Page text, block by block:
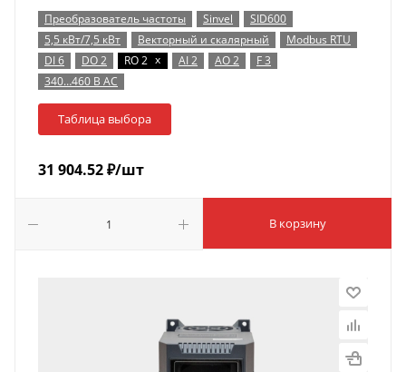
Преобразователь частоты Sinvel
SID600
5,5 кВт/7,5 кВт
Векторный и скалярный
Modbus RTU
DI 6
DO 2 RO 2 x AI 2 AO 2
F 3
340…460 В AC
Таблица выбора
31 904.52₽/шт
В корзину